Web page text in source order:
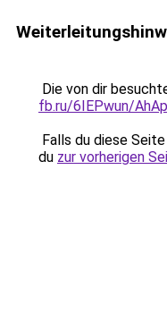
Die von dir
fb.ru/6IEPwun/
Falls du diese
du zur vorherigen